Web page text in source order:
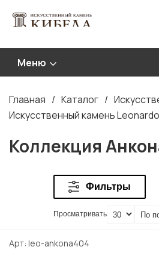
Меню
Строка
навигации
Главная Каталог
Искусственный камень
Коллекция
Фильтры
Просматривать
Арт leo-ankona404